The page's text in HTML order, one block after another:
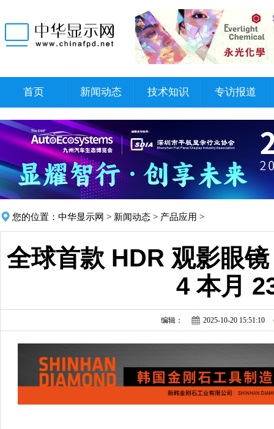
首页 新闻动态 技术知识 专访报道
您的位置： 中华显示网 > 新闻动态 > 产品应用 >
全球首款 HDR 观影眼
4 本月
编辑： 2025-10-20 15:51:10